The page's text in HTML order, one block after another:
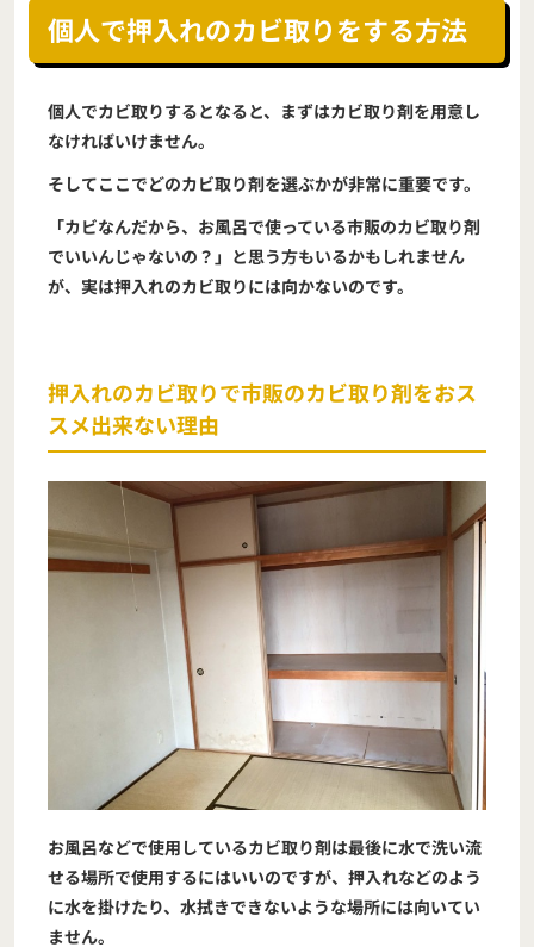
個人で押入れのカビ取りをする方法
個人でカビ取りするとなると、まずはカビ取り剤を用意し
なければいけません。
そしてここでどのカビ取り剤を選ぶかが非常に重要です。
「カビなんだから、お風呂で使っている市販のカビ取り剤
でいいんじゃないの？」と思う方もいるかもしれません
が、実は押入れのカビ取りには向かないのです。
押入れのカビ取りで市販のカビ取り剤をおス
スメ出来ない理由
お風呂などで使用しているカビ取り剤は最後に水で洗い流
せる場所で使用するにはいいのですが、押入れなどのよう
に水を掛けたり、水拭きできないような場所には向いてい
ません。